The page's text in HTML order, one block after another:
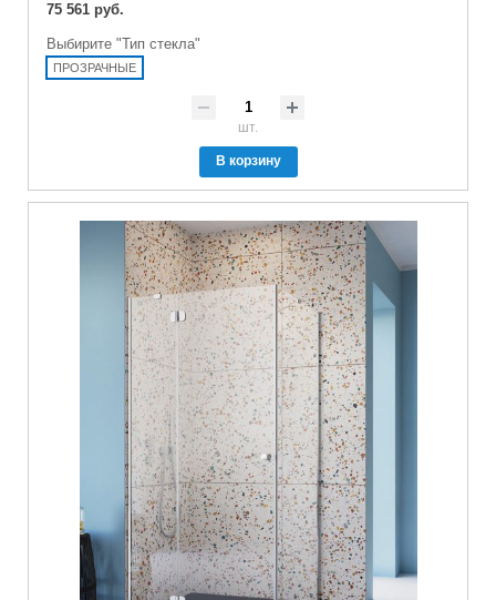
75 561 руб.
Выбирите "Тип стекла"
ПРОЗРАЧНЫЕ
шт.
В корзину